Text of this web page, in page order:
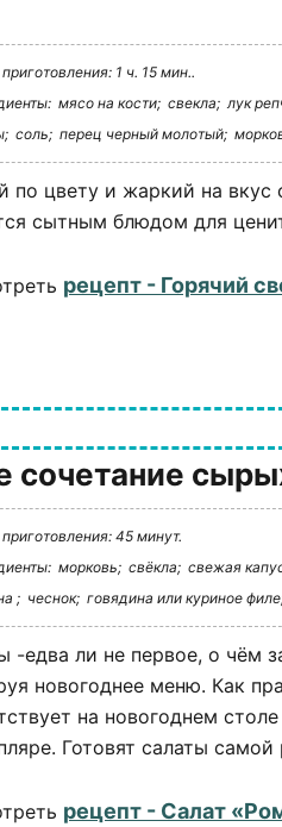
1 ч. 15 мин..
мясо на кости; свекла; лук
соль; перец черный молотый;
по цвету и жаркий на вкус
сытным блюдом для
рецепт - Горячий
45 минут.
морковь; свёкла; свежая
; чеснок; говядина или куриное
-едва ли не первое, о чём
новогоднее меню. Как
на новогоднем
Готовят салаты
рецепт - Салат